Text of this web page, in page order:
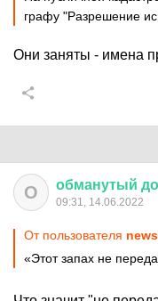
графу "Разрешение
Они заняты - имена
О обманутый
09:31, 14.06.2022
От пользователя
«Этот запах не